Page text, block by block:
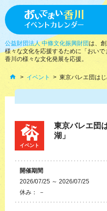
公益財団法人 中條文化振興財団は、
様々な文化を応援するために「おいで
香川の様々な文化発展を応援。
イベント 東京バレエ団は
イベント
東京バレエ団
湖」
開催期間
2026/07/25 ～ 2026/07/25
休み： －